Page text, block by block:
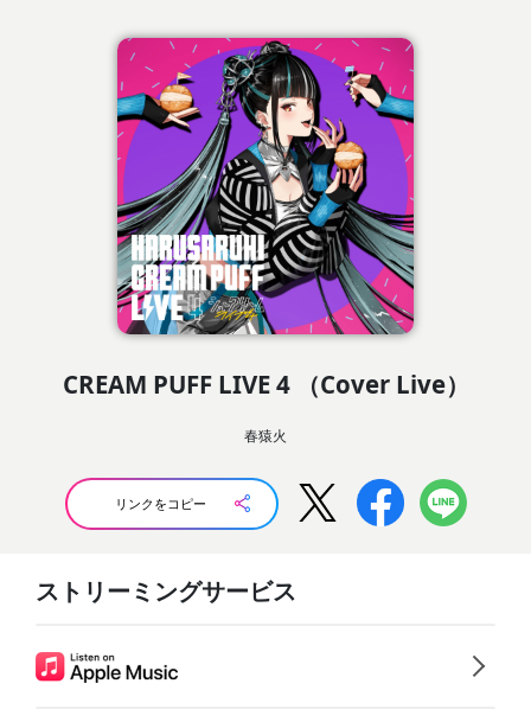
CREAM PUFF LIVE 4 （Cover Live）
春猿火
リンクをコピー
ストリーミングサービス